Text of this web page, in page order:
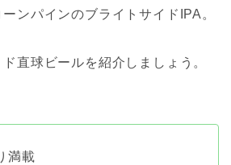
ンパインのブライトサイドIPA。
直球ビールを紹介しましょう。
満載